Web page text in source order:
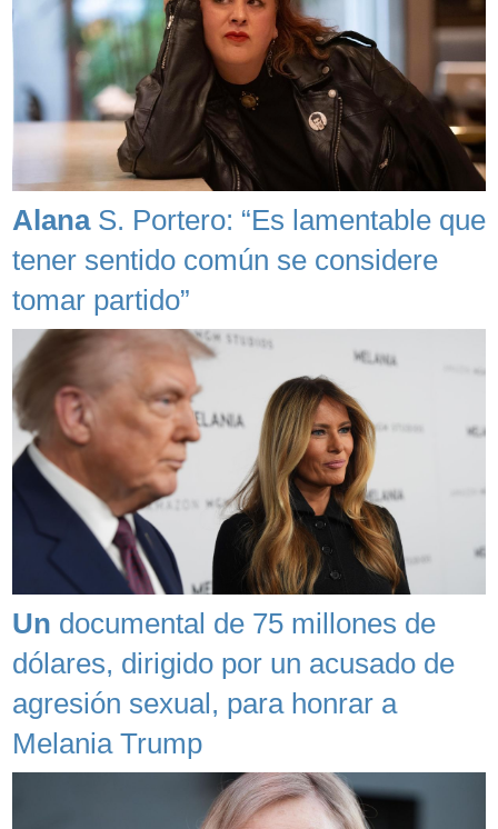
AlanaS. Portero: “Es lamentable que
tener sentido común se considere
tomar partido”
Un documental de 75 millones de
dólares, dirigido por un acusado de
agresión sexual, para honrar a
Melania Trump